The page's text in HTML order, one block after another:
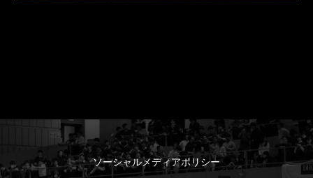
ソーシャルメディアポリシー